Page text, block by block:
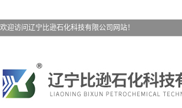
欢迎访问辽宁比逊石化科技有限公司网站！